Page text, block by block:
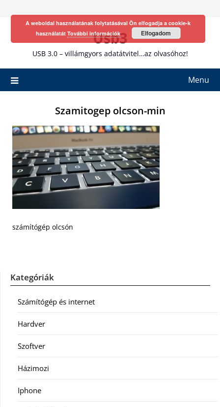
Usb3
USB 3.0 – villámgyors adatátvitel…az olvasóhoz!
Menu
Szamitogep olcson-min
számítógép olcsón
Kategóriák
Számítógép és internet
Hardver
Szoftver
Házimozi
Iphone
A weboldal használatának folytatásával Ön elfogadja a cookie-k
használatát További információk Elfogadom